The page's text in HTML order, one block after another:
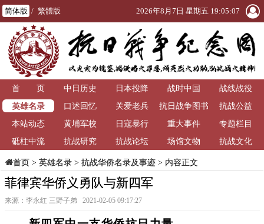
简体版 / 繁體版 2026年8月7日 星期五 19:05:07
首 页 中日历史 日本投降 战时中国
战线战役
英雄名录
口述回忆 关爱老兵
抗日战争图书
馆
抗战公益
本站动态
黄埔军校 日寇暴行 重大事件
专题栏目
砥柱中流
抗战研究 抗战论坛 场馆文物 抗战文化
首页> 英雄名录> 抗战华侨名录及事迹> 内容正文
菲律宾华侨义勇队与新四军
来源：李永红 三野子弟 2021-02-05 09:17:27